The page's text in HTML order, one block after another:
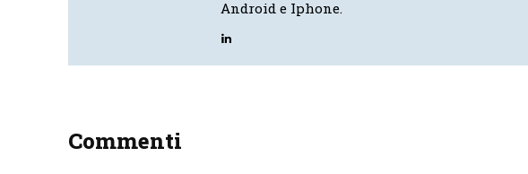
Android e Iphone.
Commenti